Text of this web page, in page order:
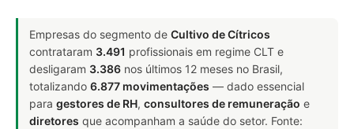
Empresas do segmento de Cultivo de Cítricos
contrataram 3.491 profissionais em regime CLT e
desligaram 3.386 nos últimos 12 meses no Brasil,
totalizando 6.877 movimentações — dado essencial
para gestores de RH, consultores de remuneração e
diretores que acompanham a saúde do setor. Fonte: